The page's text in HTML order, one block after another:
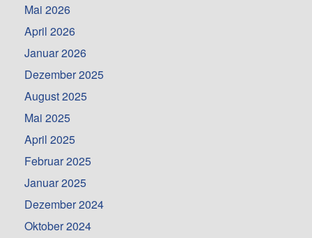
Mai 2026
April 2026
Januar 2026
Dezember 2025
August 2025
Mai 2025
April 2025
Februar 2025
Januar 2025
Dezember 2024
Oktober 2024